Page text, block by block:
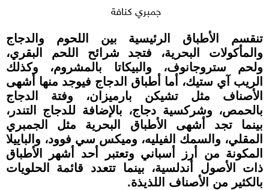
جمبري كنافة
تنقسم الأطباق الرئيسية بين اللحوم والدجاج
والمأكولات البحرية، فتجد شرائح اللحم البقري،
ولحم ستروجانوف، والبيكاتا بالمشروم، وكذلك
الريب آي ستيك، أما أطباق الدجاج فيوجد منها أشهى
الأصناف مثل تشيكن بارميزان، وفتة الدجاج
بالحمص، وشركسية دجاج، بالإضافة للدجاج التندر،
بينما تجد أشهى الأطباق البحرية مثل الجمبري
المقلي، والسمك الفيليه، وميكس سي فوود، والباييلا
المكونة من أرز أسباني وتعتبر أحد أشهر الأطباق
ذات الأصول أندلسية، بينما تتعدد قائمة الحلويات
بالكثير من الأصناف اللذيذة.